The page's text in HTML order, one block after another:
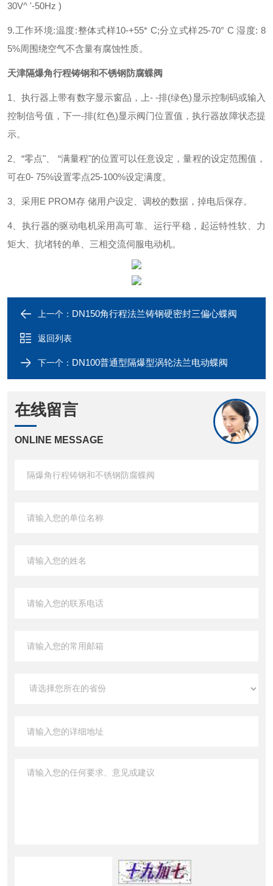
30V^ '-50Hz )
9.工作环境:温度:整体式样10-+55* C;分立式样25-70° C 湿度: 8
5%周围绕空气不含量有腐蚀性质。
天津隔爆角行程铸钢和不锈钢防腐蝶阀
1、执行器上带有数字显示窗品，上- -排(绿色)显示控制码或输入
控制信号值，下一-排(红色)显示阀门位置值，执行器故障状态提
示。
2、“零点"、 “满量程"的位置可以任意设定，量程的设定范围值，
可在0- 75%设置零点25-100%设定满度。
3、采用E PROM存 储用户设定、调校的数据，掉电后保存。
4、执行器的驱动电机采用高可靠、运行平稳，起运特性软、力
矩大、抗堵转的单、三相交流伺服电动机。
上一个： DN150角行程法兰铸钢硬密封三偏心蝶阀
返回列表
下一个： DN100普通型隔爆型涡轮法兰电动蝶阀
在线留言
ONLINE MESSAGE